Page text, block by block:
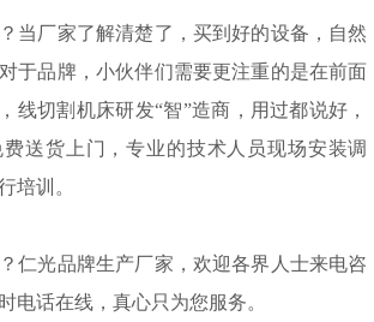
？当厂家了解清楚了，买到好的设备，自然
于品牌，小伙伴们需要更注重的是在前面
线切割机床研发“智”造商，用过都说好，
送货上门，专业的技术人员现场安装调
培训。
？仁光品牌生产厂家，欢迎各界人士来电咨
电话在线，真心只为您服务。